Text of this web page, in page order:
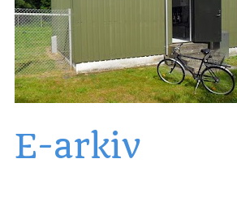
E-arkiv